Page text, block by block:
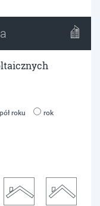
pół roku rok